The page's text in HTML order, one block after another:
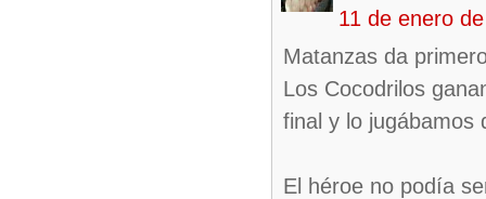
11 de enero
Matanzas da
Los Cocodrilos
final y lo jugábamos
El héroe no podía